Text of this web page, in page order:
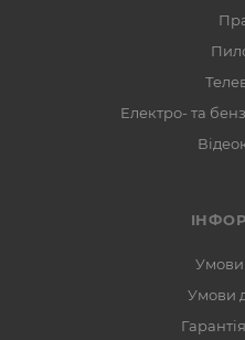
Електро- та
Умови
Умови